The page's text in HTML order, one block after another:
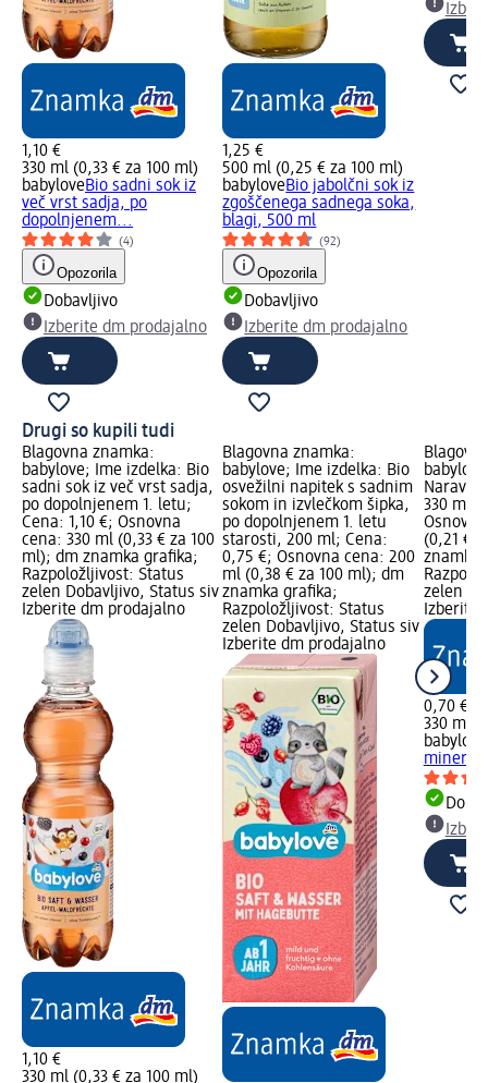
1,10 €
330 ml (0,33 € za 100 ml)
babyloveBio sadni sok iz
več vrst sadja, po
dopolnjenem...
(4)
Opozorila
Dobavljivo
Izberite dm prodajalno
1,25 €
500 ml (0,25 € za 100 ml)
babyloveBio jabolčni sok iz
zgoščenega sadnega soka,
blagi, 500 ml
(92)
Opozorila
Dobavljivo
Izberite dm prodajalno
Drugi so kupili tudi
Blagovna znamka:
babylove; Ime izdelka: Bio
sadni sok iz več vrst sadja,
po dopolnjenem 1. letu;
Cena: 1,10 €; Osnovna
cena: 330 ml (0,33 € za 100
ml); dm znamka grafika;
Razpoložljivost: Status
zelen Dobavljivo, Status siv
Izberite dm prodajalno
1,10 €
330 ml (0,33 € za 100 ml)
Blagovna znamka:
babylove; Ime izdelka: Bio
osvežilni napitek s sadnim
sokom in izvlečkom šipka,
po dopolnjenem 1. letu
starosti, 200 ml; Cena:
0,75 €; Osnovna cena: 200
ml (0,38 € za 100 ml); dm
znamka grafika;
Razpoložljivost: Status
zelen Dobavljivo, Status siv
Izberite dm prodajalno
330 ml;
(0,21 €
znamka
zelen
Izberite
0,70 €
330 ml
babylove